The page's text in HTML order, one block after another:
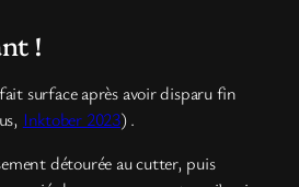
!
surface après avoir disparu fin
Inktober 2023) .
détourée au cutter, puis